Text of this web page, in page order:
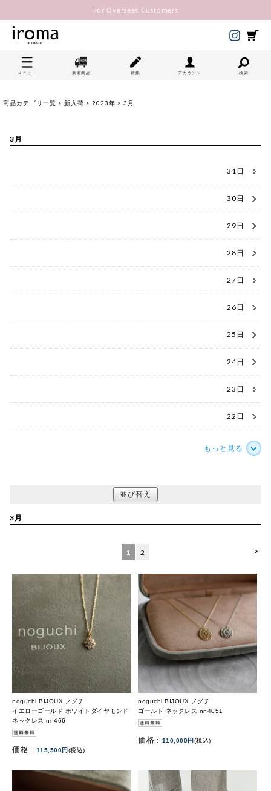
For Overseas Customers
メニュー 新着商品 特集 アカウント 検索
商品カテゴリ一覧 > 新入荷 > 2023年 > 3月
3月
31日
30日
29日
28日
27日
26日
25日
24日
23日
22日
もっと見る
並び替え
3月
>
1 2
noguchi BIJOUX ノグチ
イエローゴールド ホワイトダイヤモンド
ネックレス nn466
価格 : 115,500円(税込)
noguchi BIJOUX ノグチ
ゴールド ネックレス nn4051
価格 : 110,000円(税込)